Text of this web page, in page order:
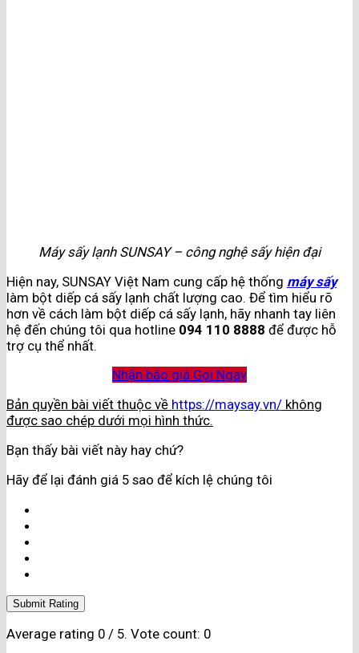
Máy sấy lạnh SUNSAY – công nghệ sấy hiện đại
Hiện nay, SUNSAY Việt Nam cung cấp hệ thống máy sấy
làm bột diếp cá sấy lạnh chất lượng cao. Để tìm hiểu rõ
hơn về cách làm bột diếp cá sấy lạnh, hãy nhanh tay liên
hệ đến chúng tôi qua hotline 094 110 8888 để được hỗ
trợ cụ thể nhất.
Nhận báo giá Gọi Ngay
Bản quyền bài viết thuộc về https://maysay.vn/ không
được sao chép dưới mọi hình thức.
Bạn thấy bài viết này hay chứ?
Hãy để lại đánh giá 5 sao để kích lệ chúng tôi
Submit Rating
Average rating 0 / 5. Vote count: 0